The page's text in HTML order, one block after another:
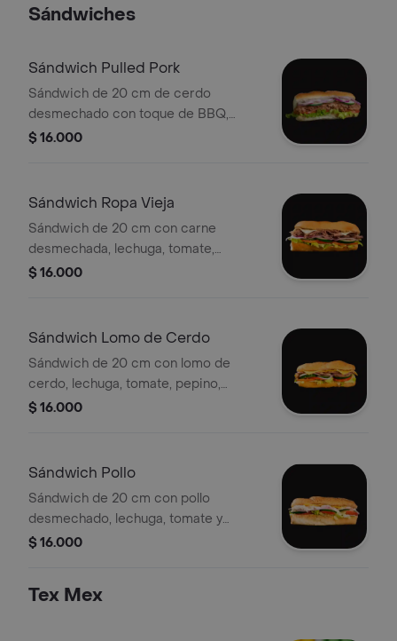
Sándwiches
Sándwich Pulled Pork
Sándwich de 20 cm de cerdo
desmechado con toque de BBQ,
lechuga, tomate y cebolla morada.
$ 16.000
Sándwich Ropa Vieja
Sándwich de 20 cm con carne
desmechada, lechuga, tomate,
cebolla, pepino y queso.
$ 16.000
Sándwich Lomo de Cerdo
Sándwich de 20 cm con lomo de
cerdo, lechuga, tomate, pepino,
cebolla y queso en pan especiado.
$ 16.000
Sándwich Pollo
Sándwich de 20 cm con pollo
desmechado, lechuga, tomate y
pepino.
$ 16.000
Tex Mex